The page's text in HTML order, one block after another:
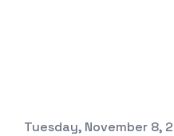
Tuesday, November 8,